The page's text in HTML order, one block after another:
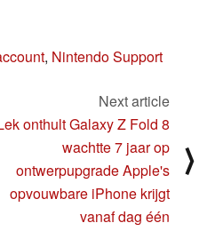
, Nintendo Support
Next article
onthult Galaxy Z Fold 8
wachtte 7 jaar op
ontwerpupgrade Apple's
opvouwbare iPhone krijgt
vanaf dag één
⟩